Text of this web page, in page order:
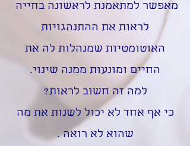
מאפשר למתאמנת לראשונה בחייה
לראות את ההתנהגויות
האוטומטיות שמנהלות לה את
החיים ומונעות ממנה שינוי.
למה זה חשוב לראות?
כי אף אחד לא יכול לשנות את מה
שהוא לא רואה .